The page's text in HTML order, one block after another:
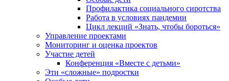
Профилактика социального сиротства
Работа в условиях пандемии
Цикл лекций «Знать, чтобы бороться»
Управление проектами
Мониторинг и оценка проектов
Участие детей
Конференция «Вместе с детьми»
Эти «сложные» подростки